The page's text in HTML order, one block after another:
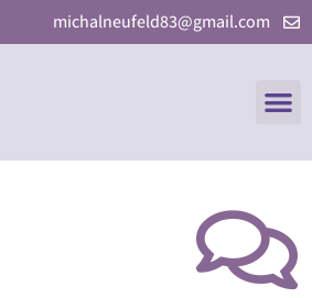
michalneufeld83@gmail.com
תפריט